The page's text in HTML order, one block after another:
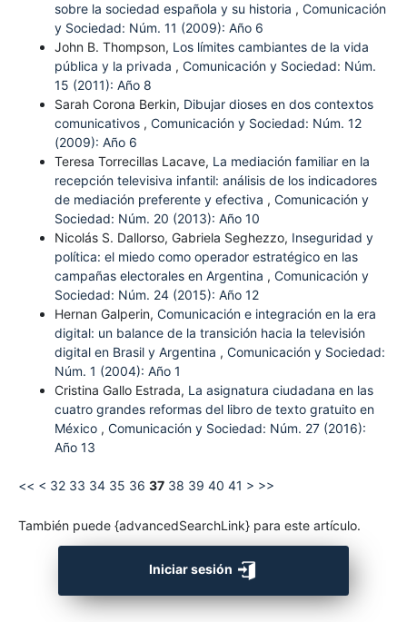
sobre la sociedad española y su historia , Comunicación
y Sociedad: Núm. 11 (2009): Año 6
John B. Thompson, Los límites cambiantes de la vida
pública y la privada , Comunicación y Sociedad: Núm.
15 (2011): Año 8
Sarah Corona Berkin, Dibujar dioses en dos contextos
comunicativos , Comunicación y Sociedad: Núm. 12
(2009): Año 6
Teresa Torrecillas Lacave, La mediación familiar en la
recepción televisiva infantil: análisis de los indicadores
de mediación preferente y efectiva , Comunicación y
Sociedad: Núm. 20 (2013): Año 10
Nicolás S. Dallorso, Gabriela Seghezzo, Inseguridad y
política: el miedo como operador estratégico en las
campañas electorales en Argentina , Comunicación y
Sociedad: Núm. 24 (2015): Año 12
Hernan Galperin, Comunicación e integración en la era
digital: un balance de la transición hacia la televisión
digital en Brasil y Argentina , Comunicación y Sociedad:
Núm. 1 (2004): Año 1
Cristina Gallo Estrada, La asignatura ciudadana en las
cuatro grandes reformas del libro de texto gratuito en
México , Comunicación y Sociedad: Núm. 27 (2016):
Año 13
<< < 32 33 34 35 36 37 38 39 40 41 > >>
También puede {advancedSearchLink} para este artículo.
Iniciar sesión